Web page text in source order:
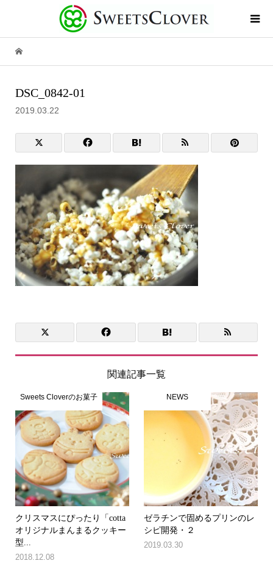
DSC_0842-01
2019.03.22
関連記事一覧
Sweets Cloverのお菓子
クリスマスにぴったり「cotta
オリジナルまんまるクッキー
型...
2018.12.08
NEWS
ゼラチンで固めるプリンのレ
シピ開発・２
2019.03.30